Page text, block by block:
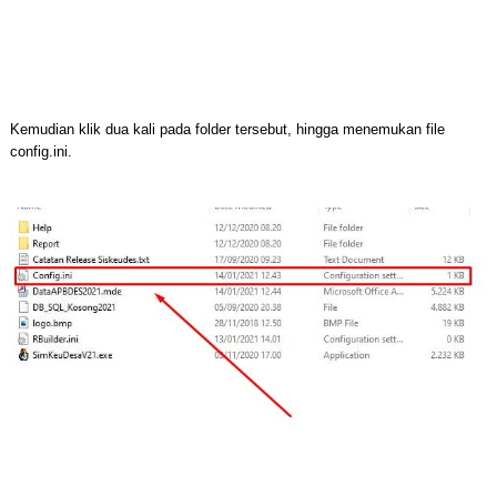
Kemudian klik dua kali pada folder tersebut, hingga menemukan file
config.ini.